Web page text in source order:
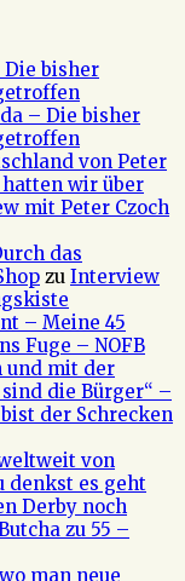
Die bisher
da – Die bisher
von Peter
hatten wir über
mit Peter Czoch
das
zu Interview
– Meine 45
Fuge – NOFB
und mit der
die Bürger“ –
der Schrecken
von
denkst es geht
Derby noch
zu 55 –
man neue